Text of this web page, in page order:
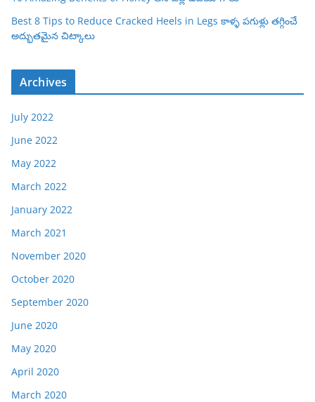
Best 8 Tips to Reduce Cracked Heels in Legs కాళ్ళ పగుళ్లు తగ్గించే
అద్భుతమైన చిట్కాలు
Archives
July 2022
June 2022
May 2022
March 2022
January 2022
March 2021
November 2020
October 2020
September 2020
June 2020
May 2020
April 2020
March 2020